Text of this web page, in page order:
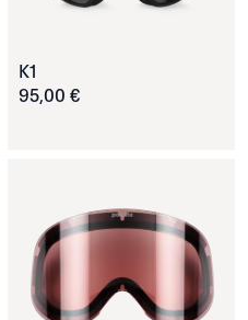
K1
95,00 €